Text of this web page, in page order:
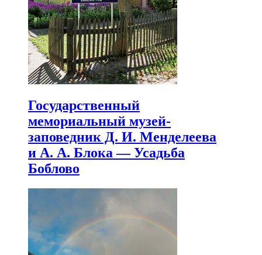
Государственный
мемориальный музей-
заповедник Д. И. Менделеева
и А. А. Блока — Усадьба
Боблово